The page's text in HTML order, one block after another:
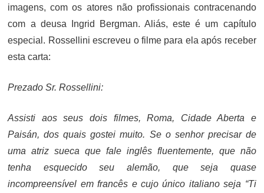
imagens, com os atores não profissionais contracenando
com a deusa Ingrid Bergman. Aliás, este é um capítulo
especial. Rossellini escreveu o filme para ela após receber
esta carta:
Prezado Sr. Rossellini:
Assisti aos seus dois filmes, Roma, Cidade Aberta e
Paisán, dos quais gostei muito. Se o senhor precisar de
uma atriz sueca que fale inglês fluentemente, que não
tenha esquecido seu alemão, que seja quase
incompreensível em francês e cujo único italiano seja “Ti